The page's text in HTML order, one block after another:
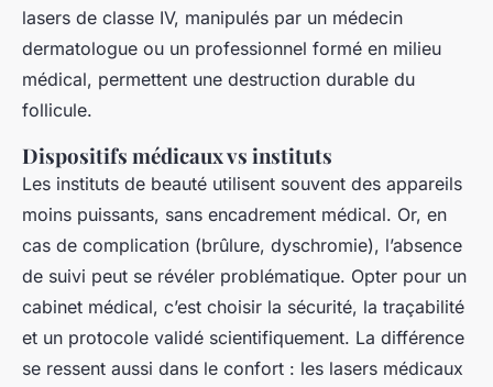
lasers de classe IV, manipulés par un médecin
dermatologue ou un professionnel formé en milieu
médical, permettent une destruction durable du
follicule.
Dispositifs médicaux vs instituts
Les instituts de beauté utilisent souvent des appareils
moins puissants, sans encadrement médical. Or, en
cas de complication (brûlure, dyschromie), l’absence
de suivi peut se révéler problématique. Opter pour un
cabinet médical, c’est choisir la sécurité, la traçabilité
et un protocole validé scientifiquement. La différence
se ressent aussi dans le confort : les lasers médicaux